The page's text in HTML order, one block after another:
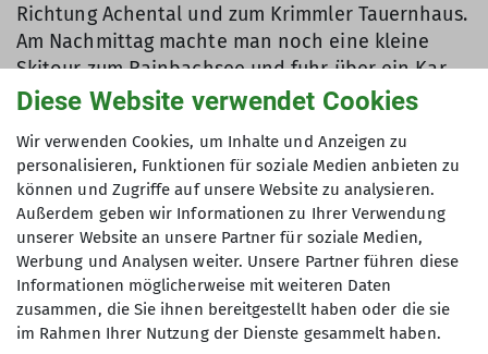
Richtung Achental und zum Krimmler Tauernhaus.
Am Nachmittag machte man noch eine kleine
Skitour zum Rainbachsee und fuhr über ein Kar
wieder zurück.
dieses Haus auch bekannt ist, machte man noch
die Tourenplanung für den nächsten Tag.
Eine lange Tour auf den Glockenkarkopf stand auf
dem Plan, da das Wetter für Freitag sehr schön
vorausgesagt wurde.
Das Frühstück am nächsten Morgen ließ keine
Wünsche offen und man machte sich gestärkt in
Richtung Windbachtal.
Diese Website verwendet Cookies
Wir verwenden Cookies, um Inhalte und Anzeigen zu
personalisieren, Funktionen für soziale Medien anbieten zu
können und Zugriffe auf unsere Website zu analysieren.
Außerdem geben wir Informationen zu Ihrer Verwendung
unserer Website an unsere Partner für soziale Medien,
Werbung und Analysen weiter. Unsere Partner führen diese
Informationen möglicherweise mit weiteren Daten
zusammen, die Sie ihnen bereitgestellt haben oder die sie
im Rahmen Ihrer Nutzung der Dienste gesammelt haben.